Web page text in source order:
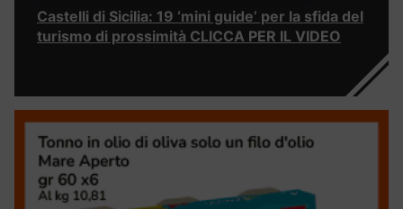
Castelli di Sicilia: 19 ‘mini guide’ per la sfida del
turismo di prossimità CLICCA PER IL VIDEO